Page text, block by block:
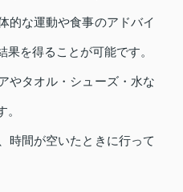
的な運動や食事のアドバイ
果を得ることが可能です。
やタオル・シューズ・水な
。
時間が空いたときに行って